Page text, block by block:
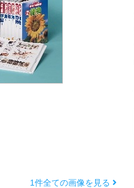
1件全ての画像を見る